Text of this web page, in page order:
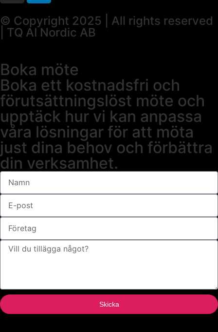
© Copyright 2025 | All rights reserved
| TQ AI Nordic AB
Boka möte
Boka ett kostnadsfri och
förutsättningslöst möte och
upptäck hur vi kan anpassa
våra lösningar för att möta
just dina behov och förbättra
din verksamhet.
Skicka